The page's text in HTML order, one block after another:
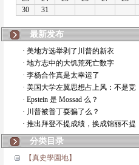
最新发布
· 美地方选举剥了川普的新衣
· 地方志中的大饥荒死亡数字
· 李杨合作真是太幸运了
· 美国大学左翼思想占上风：不是竞
· Epstein 是 Mossad 么？
· 川普被普丁耍骗了么？
· 推出拜登不提成绩，换成锦丽不提
分类目录
【真史學園地】